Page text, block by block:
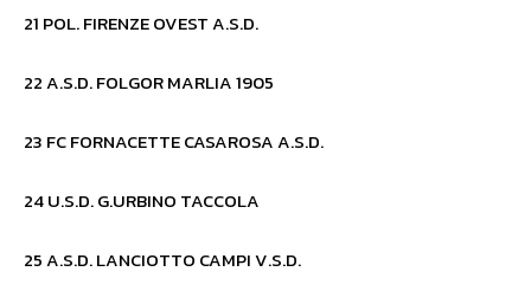
21 POL. FIRENZE OVEST A.S.D.
22 A.S.D. FOLGOR MARLIA 1905
23 FC FORNACETTE CASAROSA A.S.D.
24 U.S.D. G.URBINO TACCOLA
25 A.S.D. LANCIOTTO CAMPI V.S.D.